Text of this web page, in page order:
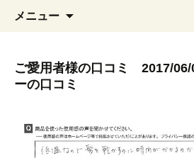
メニュー
ン
ツ
へ
動
ご愛用者様の口コミ 2017/06/
ーの口コミ